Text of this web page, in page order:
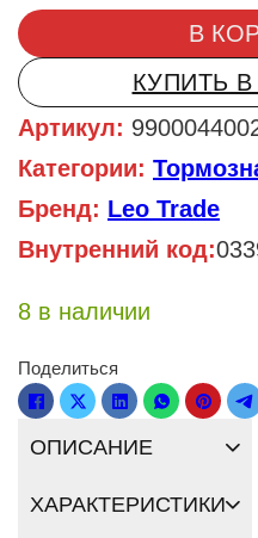
и
з
5
В
КУПИТЬ
Артикул:
Категории:
Бренд: Leo Trade
Внутренний код:
8 в наличии
Поделиться
ОПИСАНИЕ
ХАРАКТЕРИСТИКИ